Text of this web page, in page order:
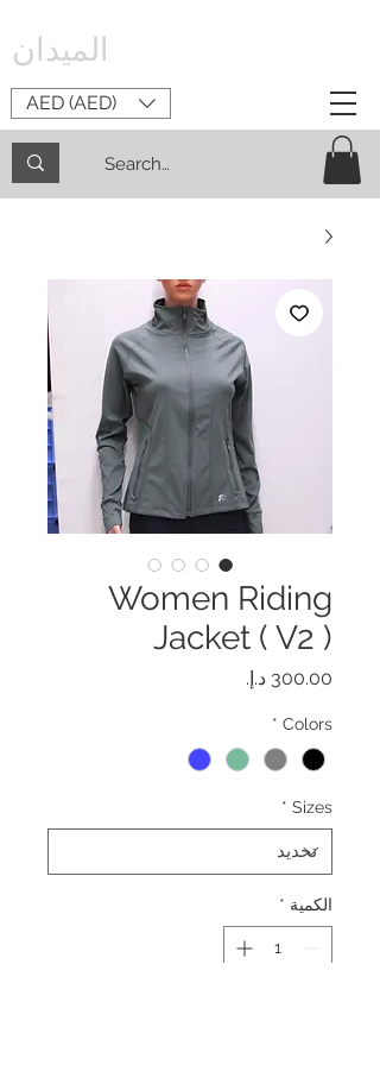
الميدان
AED (AED)
Women Riding
Jacket ( V2 )
Colors
*
Sizes
*
الكمية *